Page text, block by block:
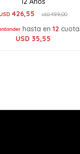
426,55 USD499,00
hasta en 12
USD 35,55